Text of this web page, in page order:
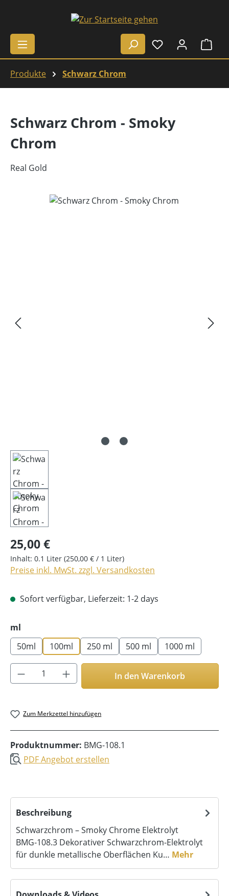
Zum Hauptinhalt springen
Produkte Schwarz Chrom
Schwarz Chrom - Smoky
Chrom
Real Gold
Bildergalerie überspringen
25,00 €
Inhalt: 0.1 Liter (250,00 € / 1 Liter)
Preise inkl. MwSt. zzgl. Versandkosten
Sofort verfügbar, Lieferzeit: 1-2 days
ml
50ml
100ml 250 ml 500 ml 1000 ml
Produkt Anzahl: Gib den gewünschten
In den Warenkorb
Zum Merkzettel hinzufügen
Produktnummer: BMG-108.1
PDF Angebot erstellen
Beschreibung
Schwarzchrom – Smoky Chrome Elektrolyt
BMG‑108.3 Dekorativer Schwarzchrom-Elektrolyt
für dunkle metallische Oberflächen Ku… Mehr